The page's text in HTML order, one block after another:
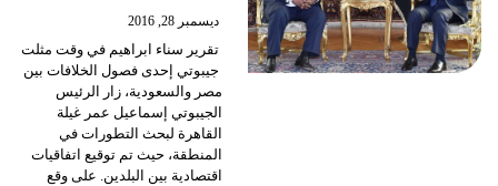
ديسمبر 28, 2016
تقرير سناء ابراهيم في وقت مثلت
جيبوتي إحدى فصول الخلافات بين
مصر والسعودية، زار الرئيس
الجيبوتي إسماعيل عمر غيلة
القاهرة لبحث التطورات في
المنطقة، حيث تم توقيع اتفاقيات
اقتصادية بين البلدين. على وقع